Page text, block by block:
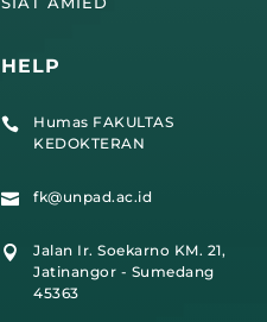
HELP

Humas FAKULTAS
KEDOKTERAN
 fk@unpad.ac.id

Jalan Ir. Soekarno KM. 21,
Jatinangor - Sumedang
45363